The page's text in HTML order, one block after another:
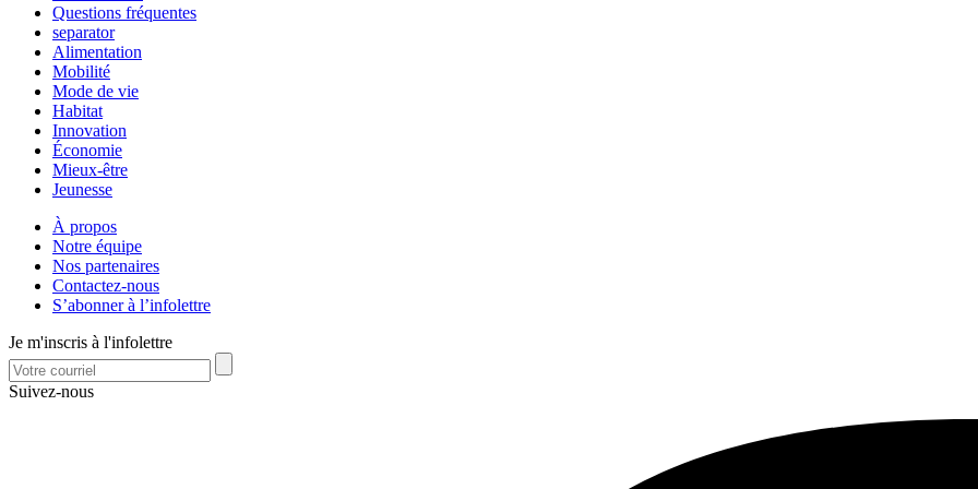
Questions fréquentes
separator
Alimentation
Mobilité
Mode de vie
Habitat
Innovation
Économie
Mieux-être
Jeunesse
À propos
Notre équipe
Nos partenaires
Contactez-nous
S’abonner à l’infolettre
Je m'inscris à l'infolettre
Suivez-nous